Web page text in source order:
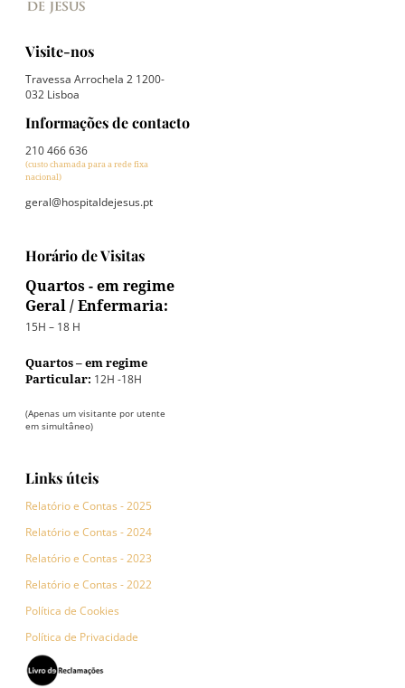
Visite-nos
Travessa Arrochela 2 1200-
032 Lisboa
Informações de contacto
210 466 636
(custo chamada para a rede fixa
nacional)
geral@hospitaldejesus.pt
Horário de Visitas
Quartos - em regime
Geral / Enfermaria:
15H – 18 H
Quartos – em regime
Particular: 12H -18H
(Apenas um visitante por utente
em simultâneo)
Links úteis
Relatório e Contas - 2025
Relatório e Contas - 2024
Relatório e Contas - 2023
Relatório e Contas - 2022
Política de Cookies
Política de Privacidade